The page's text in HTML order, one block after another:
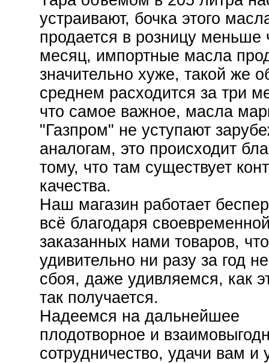
устраивают, бочка этого
продается в розницу меньше
месяц, импортные масла
значительно хуже, такой же
среднем расходится за три
что самое важное, масла
"Газпром" не уступают
аналогам, это происходит
тому, что там существует
качества.
Наш магазин работает
всё благодаря
заказанных нами товаров, что
удивительно ни разу за год
сбоя, даже удивляемся, как
так получается.
Надеемся на дальнейшее
плодотворное и
сотрудничество, удачи вам и